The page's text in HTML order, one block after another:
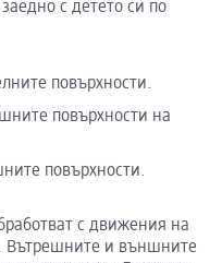
с детето си по
повърхности.
повърхности на
повърхности.
с движения на
Вътрешните и външните